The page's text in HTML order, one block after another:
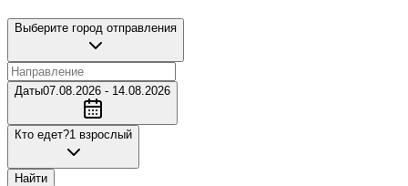
Выберите город отправления
Даты07.08.2026 - 14.08.2026
Кто едет?1 взрослый
Найти